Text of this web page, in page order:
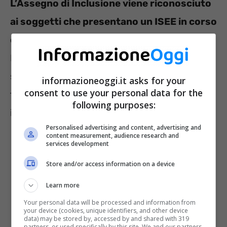
L’Assegno di Inclusione viene riconosciuto
ai soggetti che presentano un ISEE in corso
di validità
Nel dettaglio, può essere riconosciuta una
somma massima di integrazione al reddito
fino a 500 euro, a coloro che hanno un ISEE
inferiore a 9.360 euro annui.
informazioneoggi.it asks for your
consent to use your personal data for the
following purposes:
Personalised advertising and content, advertising and
content measurement, audience research and
services development
Store and/or access information on a device
Learn more
Your personal data will be processed and information from
your device (cookies, unique identifiers, and other device
data) may be stored by, accessed by and shared with 319